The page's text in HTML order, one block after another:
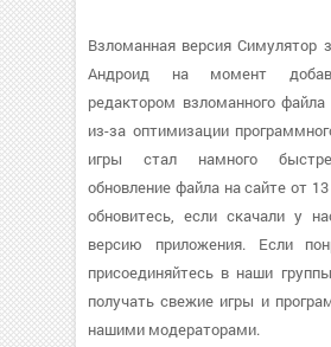
Взломанная версия Симулятор
Андроид на момент
редактором взломанного
из-за оптимизации
игры стал намного
обновление файла на сайте от
обновитесь, если скачали у
версию приложения. Если
присоединяйтесь в наши
получать свежие игры и
нашими модераторами.